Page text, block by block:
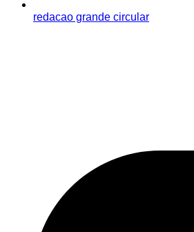
redacao grande circular